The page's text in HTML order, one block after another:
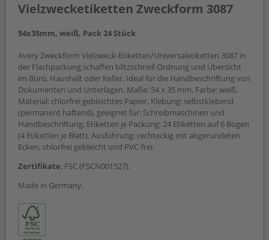
Vielzwecketiketten Zweckform 3087
54x35mm, weiß, Pack 24 Stück
Avery Zweckform Vielzweck-Etiketten/Universaletiketten 3087 in
der Flachpackung schaffen blitzschnell Ordnung und Übersicht
im Büro, Haushalt oder Keller. Ideal für die Handbeschriftung von
Dokumenten und Unterlagen. Maße: 54 x 35 mm, Farbe: weiß,
Material: chlorfrei gebleichtes Papier, Klebung: selbstklebend
(permanent haftend), geeignet für: Schreibmaschinen und
Handbeschriftung, Etiketten je Packung: 24 Etiketten auf 6 Bogen
(4 Etiketten je Blatt). Ausführung: rechteckig mit abgerundeten
Ecken, chlorfrei gebleicht und PVC-frei.
Zertifikate: FSC (FSCN001527).
Made in Germany.